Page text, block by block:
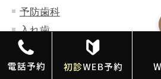
予防歯科
入れ歯
小児歯科
小児矯正